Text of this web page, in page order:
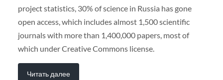
project statistics, 30% of science in Russia has gone
open access, which includes almost 1,500 scientific
journals with more than 1,400,000 papers, most of
which under Creative Commons license.
Читать далее